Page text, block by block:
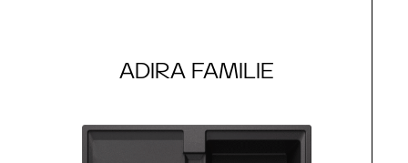
ADIRA FAMILIE